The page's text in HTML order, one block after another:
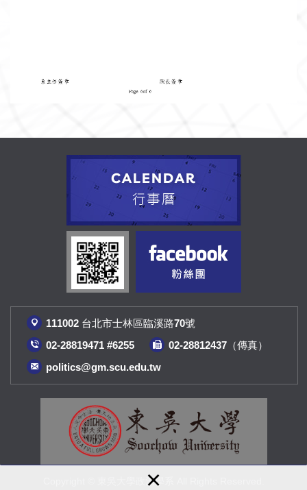
×
Copyright © 東吳大學政治學系 All Rights Reserved.
111002 台北市士林區臨溪路70號
02-28819471 #6255
02-28812437（傳真）
politics@gm.scu.edu.tw